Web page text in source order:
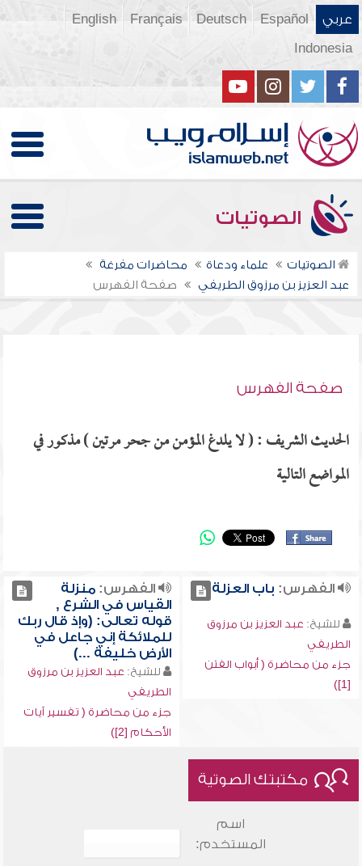
عربي Español
Deutsch
Français
English
Indonesia
الصوتيات
الصوتيات علماء ودعاة
محاضرات مفرغة
عبد العزيز بن مرزوق الطريفي
صفحة الفهرس
صفحة الفهرس
الحديث الشريف : ( لا يلدغ المؤمن من جحر مرتين ) مذكور في
المواضع التالية
الفهرس: باب العزلة
للشيخ: عبد العزيز بن مرزوق
الطريفي
جزء من محاضرة ( أبواب الفتن
[1])
الفهرس:منزلة
القياس في الشرع ,
قوله تعالى: (وإذ قال ربك
للملائكة إني جاعل في
الأرض خليفة ...)
للشيخ: عبد العزيز بن مرزوق
الطريفي
جزء من محاضرة ( تفسير آيات
الأحكام [2])
مكتبتك الصوتية
اسم
المستخدم: